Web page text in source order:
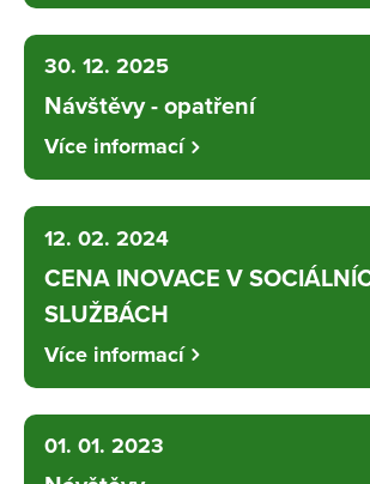
30. 12. 2025
Návštěvy - opatření
Více informací
12. 02. 2024
CENA INOVACE V
SLUŽBÁCH
Více informací
01. 01. 2023